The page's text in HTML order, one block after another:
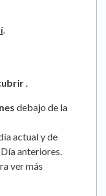
.
.
debajo de la
actual y de
anteriores.
ver más